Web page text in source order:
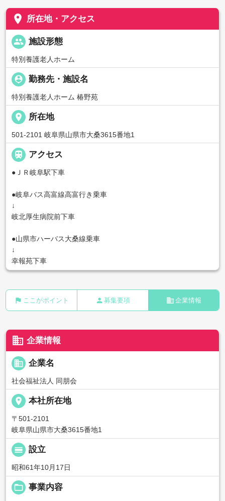
place 所在地・アクセス
people 施設形態
特別養護老人ホーム
person_pin 勤務先・施設名
特別養護老人ホーム 椿野苑
place 所在地
501-2101 岐阜県山県市大桑3615番地1
 アクセス
●ＪＲ岐阜駅下車
●岐阜バス高富線高富行き乗車
↓
岐北厚生病院前下車
●山県市ハーバス大桑線乗車
↓
幸報苑下車
flag ここがポイント person 募集要項 business 企業情報
business 企業情報
business 企業名
社会福祉法人 同朋会
place 本社所在地
〒501-2101
岐阜県山県市大桑3615番地1
calendar_view_day 設立
昭和61年10月17日
folder_open 事業内容